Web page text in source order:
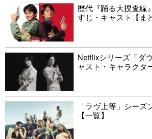
歴代『踊る大捜査線
すじ・キャスト【ま
Netflixシリーズ「ダ
ャスト・キャラクタ
「ラヴ上等」シーズ
【一覧】